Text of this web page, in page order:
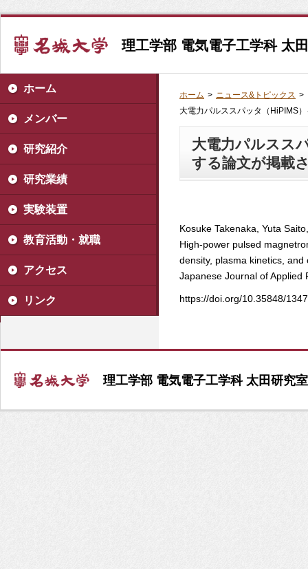
理工学部 電気電子工学科 太
ホーム
メンバー
研究紹介
研究業績
実験装置
教育活動・就職
アクセス
リンク
ホーム > ニュース&トピックス >
大電力パルススパッタ（HiPIMS
大電力パルスス
する論文が掲載
Kosuke Takenaka, Yuta
High-power pulsed
density, plasma kinetics,
Japanese Journal of Applied
https://doi.org/10.35848/
理工学部 電気電子工学科 太田研究室